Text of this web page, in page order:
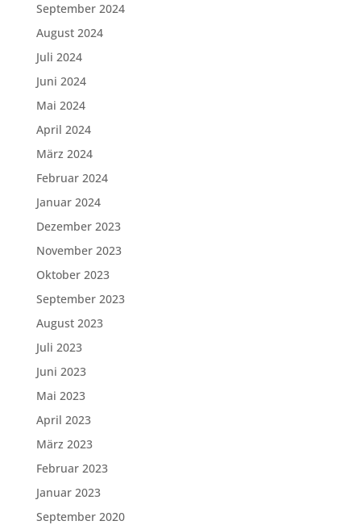
September 2024
August 2024
Juli 2024
Juni 2024
Mai 2024
April 2024
März 2024
Februar 2024
Januar 2024
Dezember 2023
November 2023
Oktober 2023
September 2023
August 2023
Juli 2023
Juni 2023
Mai 2023
April 2023
März 2023
Februar 2023
Januar 2023
September 2020